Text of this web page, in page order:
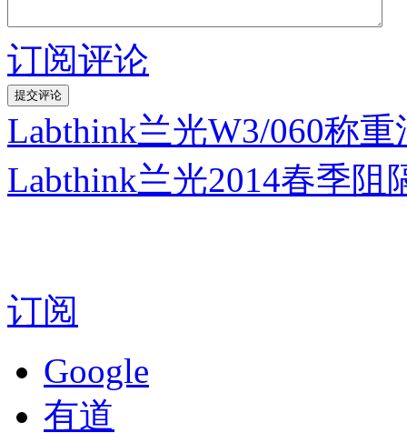
订阅评论
Labthink兰光W3/060称
Labthink兰光2014春季
订阅
Google
有道